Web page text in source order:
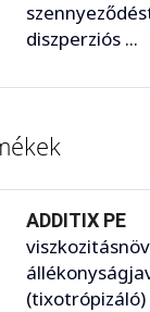
diszperziós ...
ADDITIX PE
(tixotrópizáló)